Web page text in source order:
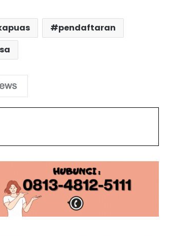
pendaftaran
ketika Silaturahmi dengan PWRI
Kapuas
Habib
Serunya HUT RI ke-79 di SLBN 1
Siswa, Guru, dan Orang Tua
PBB Umumkan Dukungan untuk Erlin
Hardi dan Alberkat di Pilkada Kapuas
2024